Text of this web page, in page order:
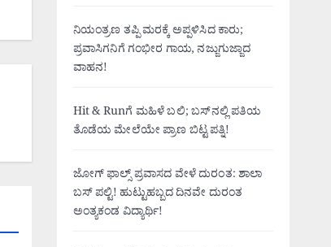
ನಿಯಂತ್ರಣ ತಪ್ಪಿ ಮರಕ್ಕೆ ಅಪ್ಪಳಿಸಿದ ಕಾರು;
ಪ್ರವಾಸಿಗನಿಗೆ ಗಂಭೀರ ಗಾಯ, ನಜ್ಜುಗುಜ್ಜಾದ
ವಾಹನ!
Hit & Runಗೆ ಮಹಿಳೆ ಬಲಿ; ಬಸ್‌ನಲ್ಲಿ ಪತಿಯ
ತೊಡೆಯ ಮೇಲೆಯೇ ಪ್ರಾಣ ಬಿಟ್ಟ ಪತ್ನಿ!
ಜೋಗ್ ಫಾಲ್ಸ್ ಪ್ರವಾಸದ ವೇಳೆ ದುರಂತ: ಶಾಲಾ
ಬಸ್ ಪಲ್ಟಿ! ಹುಟ್ಟುಹಬ್ಬದ ದಿನವೇ ದುರಂತ
ಅಂತ್ಯಕಂಡ ವಿದ್ಯಾರ್ಥಿ!